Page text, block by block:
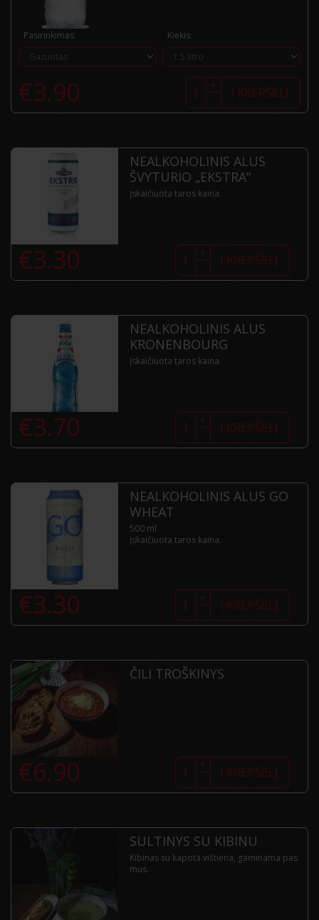
Pasirinkimas: Kiekis:
€3.90 produkto
kiekis:
Mineralinis
vanduo
-
+ Į KREPŠELĮ
NEALKOHOLINIS ALUS
ŠVYTURIO „EKSTRA”
Įskaičiuota taros kaina.
€3.30 produkto
kiekis:
Nealkoholinis
alus
-
+ Į KREPŠELĮ
NEALKOHOLINIS ALUS
KRONENBOURG
Įskaičiuota taros kaina.
€3.70 produkto
kiekis:
Nealkoholinis
alus
-
+ Į KREPŠELĮ
NEALKOHOLINIS ALUS GO
WHEAT
500 ml
Įskaičiuota taros kaina.
€3.30 produkto
kiekis:
Nealkoholinis
alus
-
+ Į KREPŠELĮ
ČILI TROŠKINYS
€6.90 produkto
kiekis:
Čili
troškinys
-
+ Į KREPŠELĮ
SULTINYS SU KIBINU
Kibinas su kapota vištiena, gaminama pas
mus.